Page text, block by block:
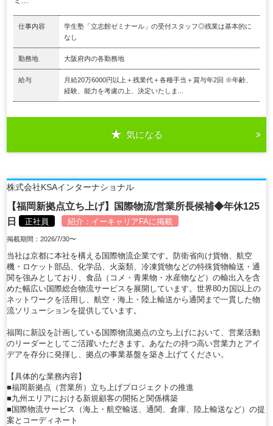
仕事内容
学生塾「⽴志館ゼミナール」の受付スタッフ◎残業は基本的に
なし
勤務地 大阪府内の各勤務地
給与
⽉給20万6000円以上＋残業代＋各種⼿当＋賞与年2回 ※年齢、
経験、能⼒を考慮の上、決定いたしま...
気になる
株式会社KSAインターナショナル
【福岡新拠点立ち上げ】国際物流/営業所長候補◆年休125
日
正社員 紹介： イーキャリアFAに掲載
掲載期間：2026/7/30〜
当社は京都に本社を構える国際物流企業です。防衛省向け貨物、航空
機・ロケット部品、化学品、火薬類、冷凍貨物などの特殊貨物輸送・通
関を強みとしており、食品（コメ・青果物・水産物など）の輸出入を含
めた幅広い国際総合物流サービスを展開しています。世界80カ国以上の
ネットワークを活用し、航空・海上・陸上輸送から通関まで一貫した物
流ソリューションを提供しています。
福岡に新設を計画している国際物流拠点の立ち上げにおいて、営業活動
のリーダーとしてご活躍いただきます。あなたの持つ高い営業力とアイ
デアを存分に発揮し、拠点の事業基盤を築き上げてください。
【具体的な業務内容】
■福岡新拠点（営業所）立ち上げプロジェクトの推進
■九州エリアにおける新規顧客の開拓と関係構築
■国際物流サービス（海上・航空輸送、通関、倉庫、陸上輸送など）の提
案とコーディネート